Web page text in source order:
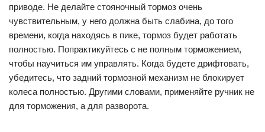
приводе. Не делайте стояночный тормоз очень
чувствительным, у него должна быть слабина, до того
времени, когда находясь в пике, тормоз будет работать
полностью. Попрактикуйтесь с не полным торможением,
чтобы научиться им управлять. Когда будете дрифтовать,
убедитесь, что задний тормозной механизм не блокирует
колеса полностью. Другими словами, применяйте ручник не
для торможения, а для разворота.